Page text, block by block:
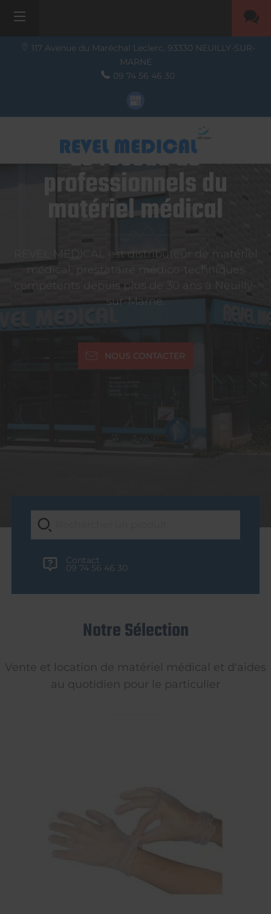
117 Avenue du Maréchal Leclerc, 93330 NEUILLY-SUR-
MARNE
09 74 56 46 30
Le réseau de
professionnels du
matériel médical
REVEL MEDICAL est distributeur de matériel
médical, prestataire médico-techniques
compétents depuis plus de 30 ans à Neuilly-
sur-Marne.
NOUS CONTACTER
Contact
09 74 56 46 30
Notre Sélection
Vente et location de matériel médical et d'aides
au quotidien pour le particulier